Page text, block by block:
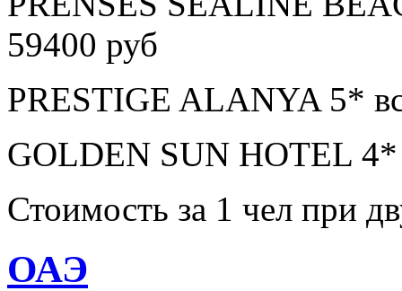
59400 руб
PRESTIGE ALANYA 5*
GOLDEN SUN HOTEL 4*
Стоимость за 1 чел при
ОАЭ